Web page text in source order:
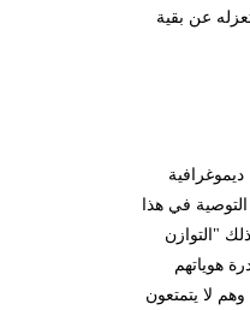
عن بقية
وتمّت التوصية في هذا
منها للحفاظ على ذلك "التوازن
هوياتهم
لا يتمتعون